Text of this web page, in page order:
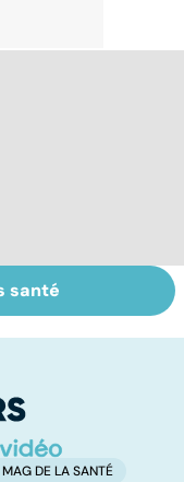
:
contre la
santé
MAG DE LA SANTÉ